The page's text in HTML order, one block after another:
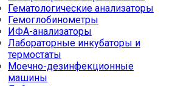
Гематологические анализаторы
Гемоглобинометры
ИФА-анализаторы
Лабораторные инкубаторы и
термостаты
Моечно-дезинфекционные
машины